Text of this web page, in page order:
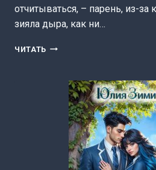
отчитываться, – парень, из-за
зияла дыра, как ни…
ЧИТАТЬ Я
(ЮЛИЯ
ЗИМИНА)